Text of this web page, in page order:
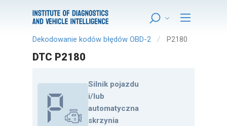
Dekodowanie kodów błędów OBD-2 P2180
DTC P2180
Silnik pojazdu
i/lub
automatyczna
skrzynia